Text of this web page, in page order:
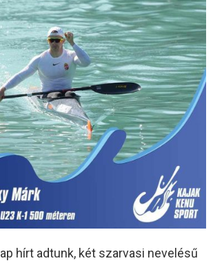
hírt adtunk, két szarvasi nevelésű